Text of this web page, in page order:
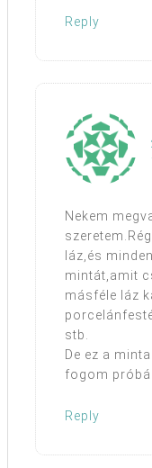
Reply
Nekem
láz,és
mintát,amit
másféle láz
stb.
De ez a
fogom
Reply